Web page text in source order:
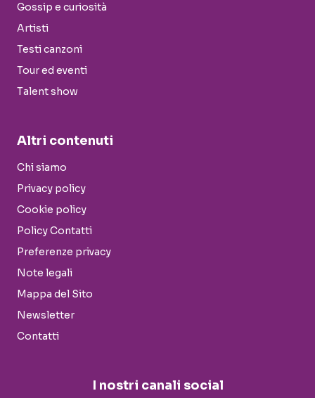
Gossip e curiosità
Artisti
Testi canzoni
Tour ed eventi
Talent show
Altri contenuti
Chi siamo
Privacy policy
Cookie policy
Policy Contatti
Preferenze privacy
Note legali
Mappa del Sito
Newsletter
Contatti
I nostri canali social